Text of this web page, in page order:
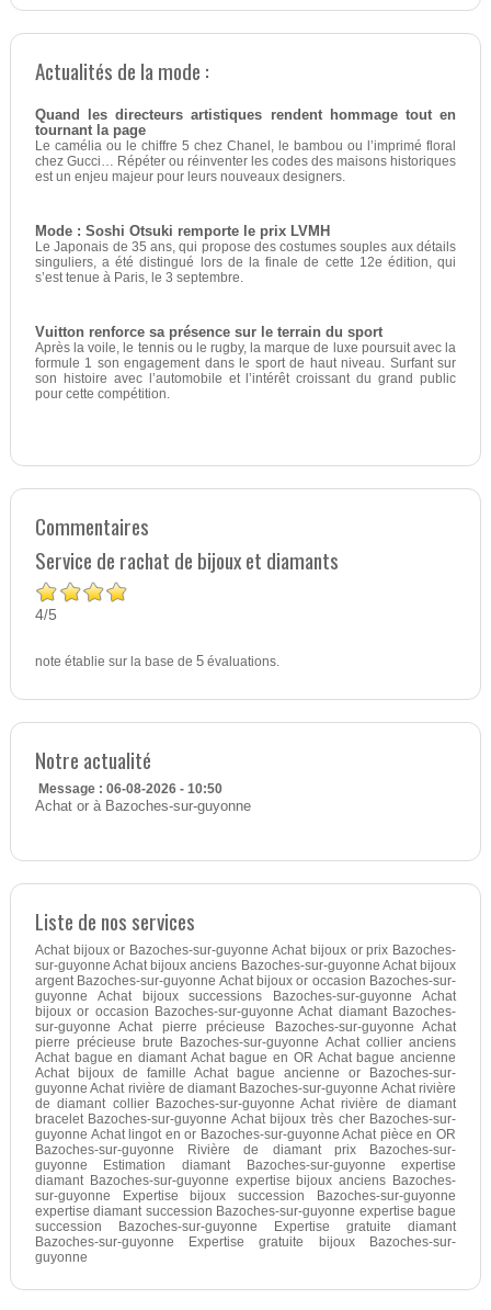
Actualités de la mode :
Quand les directeurs artistiques rendent hommage tout en
tournant la page
Le camélia ou le chiffre 5 chez Chanel, le bambou ou l’imprimé floral
chez Gucci… Répéter ou réinventer les codes des maisons historiques
est un enjeu majeur pour leurs nouveaux designers.
Mode : Soshi Otsuki remporte le prix LVMH
Le Japonais de 35 ans, qui propose des costumes souples aux détails
singuliers, a été distingué lors de la finale de cette 12e édition, qui
s’est tenue à Paris, le 3 septembre.
Vuitton renforce sa présence sur le terrain du sport
Après la voile, le tennis ou le rugby, la marque de luxe poursuit avec la
formule 1 son engagement dans le sport de haut niveau. Surfant sur
son histoire avec l’automobile et l’intérêt croissant du grand public
pour cette compétition.
Commentaires
Service de rachat de bijoux et diamants
4/5
note établie sur la base de 5évaluations.
Notre actualité
Message : 06-08-2026 - 10:50
Achat or à Bazoches-sur-guyonne
Liste de nos services
Achat bijoux or Bazoches-sur-guyonne Achat bijoux or prix Bazoches-
sur-guyonne Achat bijoux anciens Bazoches-sur-guyonne Achat bijoux
argent Bazoches-sur-guyonne Achat bijoux or occasion Bazoches-sur-
guyonne Achat bijoux successions Bazoches-sur-guyonne Achat
bijoux or occasion Bazoches-sur-guyonne Achat diamant Bazoches-
sur-guyonne Achat pierre précieuse Bazoches-sur-guyonne Achat
pierre précieuse brute Bazoches-sur-guyonne Achat collier anciens
Achat bague en diamant Achat bague en OR Achat bague ancienne
Achat bijoux de famille Achat bague ancienne or Bazoches-sur-
guyonne Achat rivière de diamant Bazoches-sur-guyonne Achat rivière
de diamant collier Bazoches-sur-guyonne Achat rivière de diamant
bracelet Bazoches-sur-guyonne Achat bijoux très cher Bazoches-sur-
guyonne Achat lingot en or Bazoches-sur-guyonne Achat pièce en OR
Bazoches-sur-guyonne Rivière de diamant prix Bazoches-sur-
guyonne Estimation diamant Bazoches-sur-guyonne expertise
diamant Bazoches-sur-guyonne expertise bijoux anciens Bazoches-
sur-guyonne Expertise bijoux succession Bazoches-sur-guyonne
expertise diamant succession Bazoches-sur-guyonne expertise bague
succession Bazoches-sur-guyonne Expertise gratuite diamant
Bazoches-sur-guyonne Expertise gratuite bijoux Bazoches-sur-
guyonne